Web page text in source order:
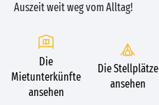
Auszeit weit weg vom Alltag!
Die
Mietunterkünfte
ansehen
Die Stellplätze
ansehen